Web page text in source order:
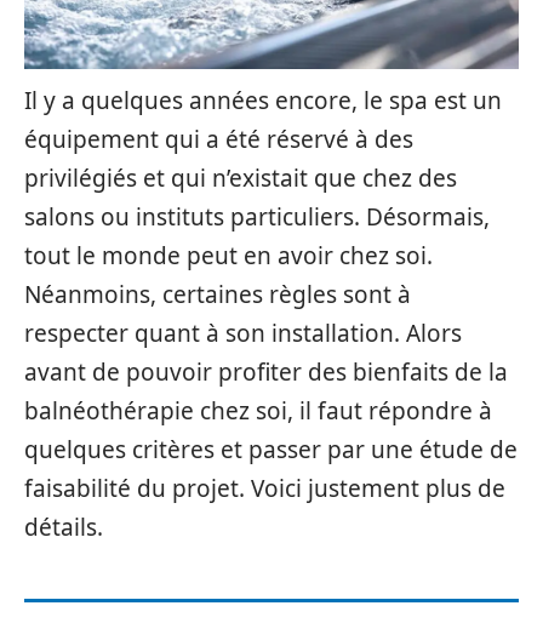
Il y a quelques années encore, le spa est un
équipement qui a été réservé à des
privilégiés et qui n’existait que chez des
salons ou instituts particuliers. Désormais,
tout le monde peut en avoir chez soi.
Néanmoins, certaines règles sont à
respecter quant à son installation. Alors
avant de pouvoir profiter des bienfaits de la
balnéothérapie chez soi, il faut répondre à
quelques critères et passer par une étude de
faisabilité du projet. Voici justement plus de
détails.